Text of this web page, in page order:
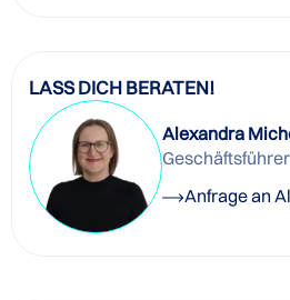
LASS DICH BERATEN!
Alexandra
Anfrage an